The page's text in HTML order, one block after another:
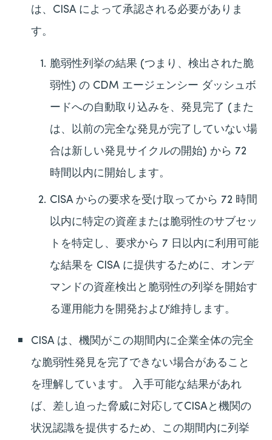
は、CISA によって承認される必要がありま
す。
脆弱性列挙の結果 (つまり、検出された脆
弱性) の CDM エージェンシー ダッシュボ
ードへの自動取り込みを、発見完了 (また
は、以前の完全な発見が完了していない場
合は新しい発見サイクルの開始) から 72
時間以内に開始します。
CISA からの要求を受け取ってから 72 時間
以内に特定の資産または脆弱性のサブセッ
トを特定し、要求から 7 日以内に利用可能
な結果を​​ CISA に提供するために、オンデ
マンドの資産検出と脆弱性の列挙を開始す
る運用能力を開発および維持します。
CISA は、機関がこの期間内に企業全体の完全
な脆弱性発見を完了できない場合があること
を理解しています。 入手可能な結果があれ
ば、差し迫った脅威に対応してCISAと機関の
状況認識を提供するため、この期間内に列挙